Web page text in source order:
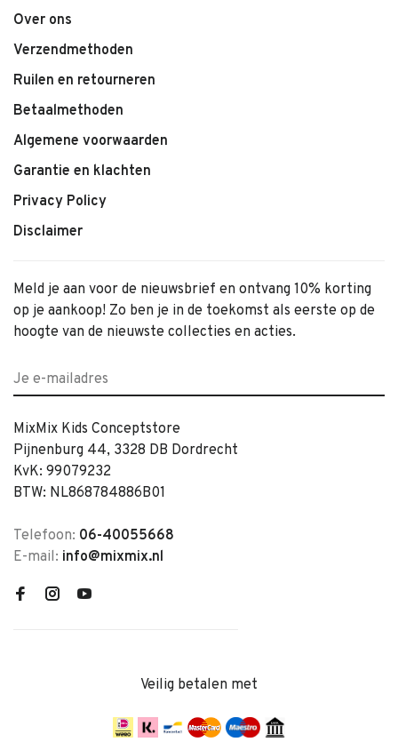
Over ons
Verzendmethoden
Ruilen en retourneren
Betaalmethoden
Algemene voorwaarden
Garantie en klachten
Privacy Policy
Disclaimer
Meld je aan voor de nieuwsbrief en ontvang 10% korting
op je aankoop! Zo ben je in de toekomst als eerste op de
hoogte van de nieuwste collecties en acties.
MixMix Kids Conceptstore
Pijnenburg 44, 3328 DB Dordrecht
KvK: 99079232
BTW: NL868784886B01
Telefoon: 06-40055668
E-mail: info@mixmix.nl
Veilig betalen met